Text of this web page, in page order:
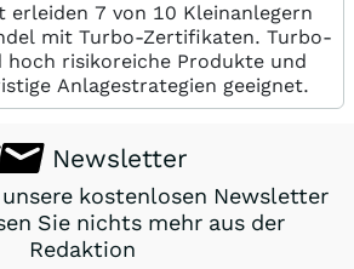
erleiden 7 von 10 Kleinanlegern
mit Turbo-Zertifikaten. Turbo-
risikoreiche Produkte und
Anlagestrategien geeignet.
Newsletter
kostenlosen Newsletter
Sie nichts mehr aus der
Redaktion